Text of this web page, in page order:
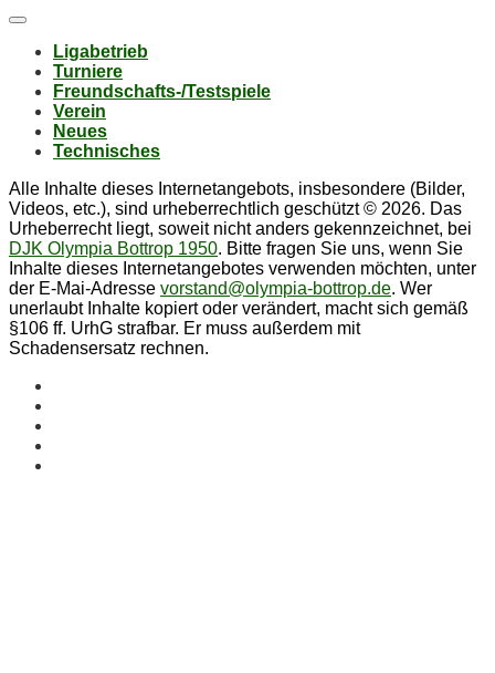
Li­ga­be­trieb
Tur­nie­re
Freund­schafts-/Test­spie­le
Ver­ein
Neu­es
Tech­ni­sches
Alle Inhalte dieses Internetangebots, insbesondere (Bilder,
Videos, etc.), sind urheberrechtlich geschützt © 2026. Das
Urheberrecht liegt, soweit nicht anders gekennzeichnet, bei
DJK Olympia Bottrop 1950. Bitte fragen Sie uns, wenn Sie
Inhalte dieses Internetangebotes verwenden möchten, unter
der E-Mai-Adresse vorstand@olympia-bottrop.de. Wer
unerlaubt Inhalte kopiert oder verändert, macht sich gemäß
§106 ff. UrhG strafbar. Er muss außerdem mit
Schadensersatz rechnen.